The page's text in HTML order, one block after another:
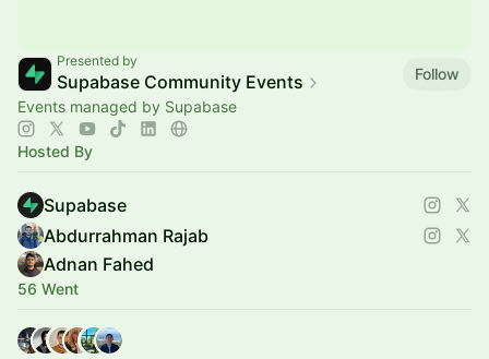
Presented by
Supabase Community Events
Follow
Events managed by Supabase
Hosted By
Supabase
Abdurrahman Rajab
Adnan Fahed
56 Went